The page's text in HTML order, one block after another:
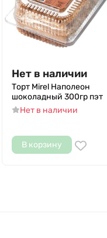
Нет в наличии
Торт Mirel Наполеон
шоколадный 300гр пэт
Нет в наличии
В корзину